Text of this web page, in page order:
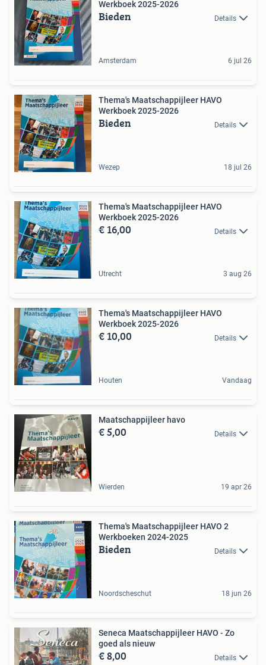
Werkboek 2025-2026
Bieden Details
Amsterdam 6 jul 26
Thema's Maatschappijleer HAVO
Werkboek 2025-2026
Bieden Details
Wezep 18 jul 26
Thema's Maatschappijleer HAVO
Werkboek 2025-2026
€ 16,00 Details
Utrecht 3 aug 26
Thema's Maatschappijleer HAVO
Werkboek 2025-2026
€ 10,00 Details
Houten Vandaag
Maatschappijleer havo
€ 5,00 Details
Wierden 19 apr 26
Thema's Maatschappijleer HAVO 2
Werkboeken 2024-2025
Bieden Details
Noordscheschut 18 jun 26
Seneca Maatschappijleer HAVO - Zo
goed als nieuw
€ 8,00 Details